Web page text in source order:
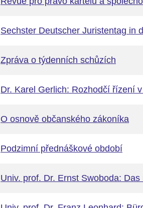
Sechster Deutscher Juristentag in
Zpráva o týdenních schůzích
Dr. Karel Gerlich: Rozhodčí řízení
O osnově občanského zákoníka
Podzimní přednáškové období
Univ. prof. Dr. Ernst Swoboda: